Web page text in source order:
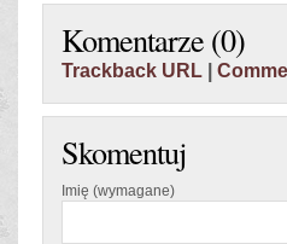
Komentarze (0)
Trackback URL
Skomentuj
Imię (wymagane)